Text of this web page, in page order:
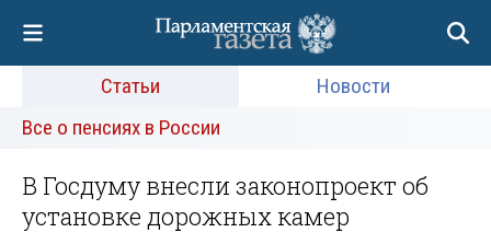
Статьи
Новости
Все о пенсиях в России
В Госдуму внесли законопроект об
установке дорожных камер